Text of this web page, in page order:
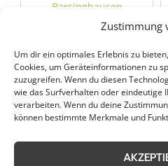
Zustimmung
Um dir ein optimales Erlebnis zu
Cookies, um Geräteinformationen zu
zuzugreifen. Wenn du diesen
wie das Surfverhalten oder eindeutige
verarbeiten. Wenn du deine
können bestimmte Merkmale und
Barsinghausen
Objektpflege in Garbsen
Objektpflege in Hameln